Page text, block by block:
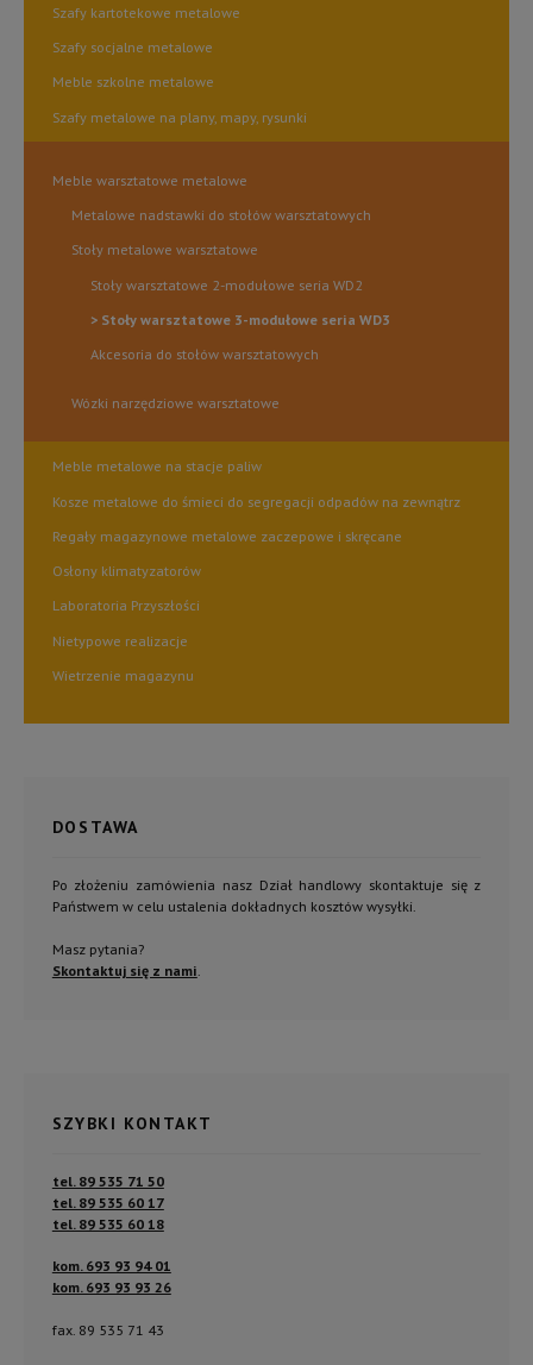
Szafy kartotekowe metalowe
Szafy socjalne metalowe
Meble szkolne metalowe
Szafy metalowe na plany, mapy, rysunki
Meble warsztatowe metalowe
Metalowe nadstawki do stołów warsztatowych
Stoły metalowe warsztatowe
Stoły warsztatowe 2-modułowe seria WD2
Stoły warsztatowe 3-modułowe seria WD3
Akcesoria do stołów warsztatowych
Wózki narzędziowe warsztatowe
Meble metalowe na stacje paliw
Kosze metalowe do śmieci do segregacji odpadów na zewnątrz
Regały magazynowe metalowe zaczepowe i skręcane
Osłony klimatyzatorów
Laboratoria Przyszłości
Nietypowe realizacje
Wietrzenie magazynu
DOSTAWA
Po złożeniu zamówienia nasz Dział handlowy skontaktuje się z
Państwem w celu ustalenia dokładnych kosztów wysyłki.
Masz pytania?
Skontaktuj się z nami
SZYBKI KONTAKT
tel. 89 535 71 50
tel. 89 535 60 17
tel. 89 535 60 18
kom. 693 93 94 01
kom. 693 93 93 26
fax. 89 535 71 43